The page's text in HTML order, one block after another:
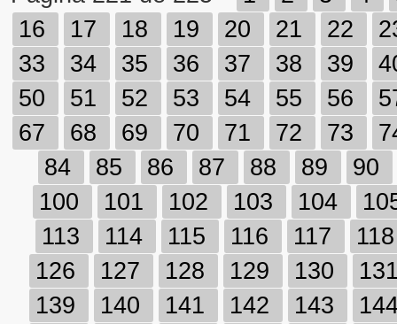
16
17 18 19 20 21 22
33
34 35 36 37 38 39
50
51 52 53 54 55 56
67
68 69 70 71 72 73
84
85 86 87 88 89
90
100
101 102 103 104
113
114 115 116 117
126
127 128 129 130
139
140 141 142 143